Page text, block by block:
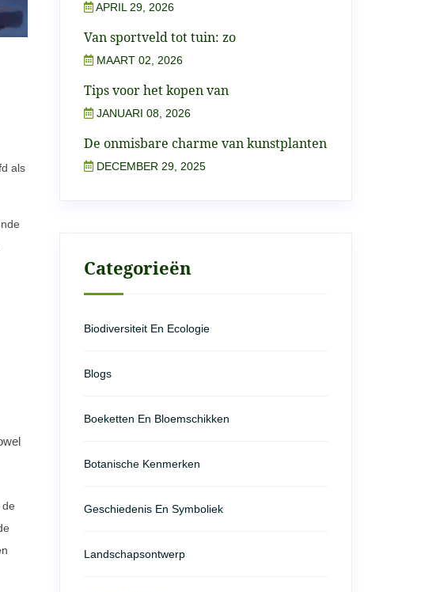
als
APRIL 29, 2026
Van sportveld tot tuin: zo
MAART 02, 2026
Tips voor het kopen van
JANUARI 08, 2026
De onmisbare charme van kunstplanten
DECEMBER 29, 2025
Categorieën
Biodiversiteit En Ecologie
Blogs
Boeketten En Bloemschikken
Botanische Kenmerken
Geschiedenis En Symboliek
Landschapsontwerp